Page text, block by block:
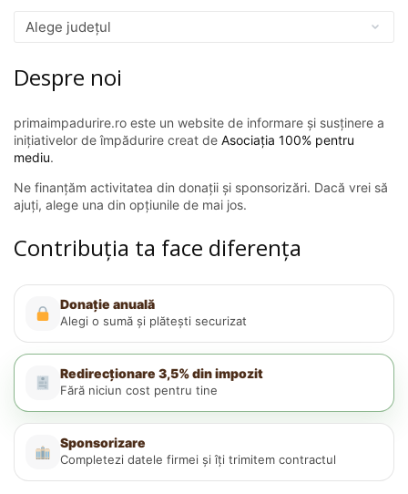
Despre noi
primaimpadurire.ro este un website de informare și susținere a
inițiativelor de împădurire creat de Asociația 100% pentru
mediu.
Ne finanțăm activitatea din donații și sponsorizări. Dacă vrei să
ajuți, alege una din opțiunile de mai jos.
Contribuția ta face diferența
Donație anuală
Alegi o sumă și plătești securizat
Redirecționare 3,5% din impozit
Fără niciun cost pentru tine
Sponsorizare
Completezi datele firmei și îți trimitem contractul